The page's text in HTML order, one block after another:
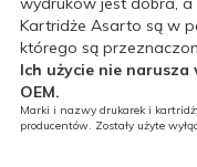
Kartridże Asarto są w
którego są
Ich użycie nie
OEM.
Marki i nazwy drukarek i
producentów. Zostały użyte